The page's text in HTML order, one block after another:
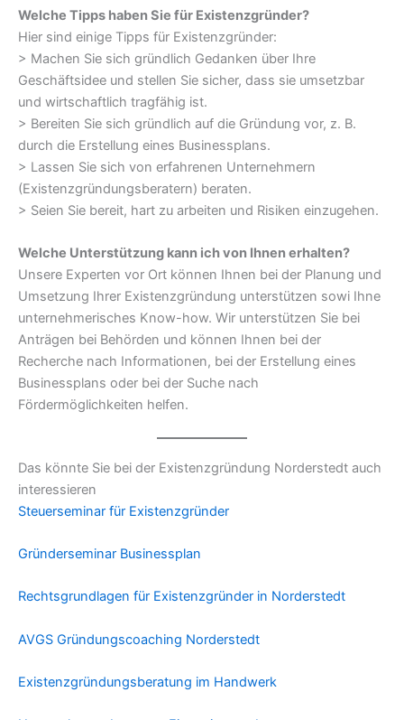
Welche Tipps haben Sie für Existenzgründer?
Hier sind einige Tipps für Existenzgründer:
> Machen Sie sich gründlich Gedanken über Ihre
Geschäftsidee und stellen Sie sicher, dass sie umsetzbar
und wirtschaftlich tragfähig ist.
> Bereiten Sie sich gründlich auf die Gründung vor, z. B.
durch die Erstellung eines Businessplans.
> Lassen Sie sich von erfahrenen Unternehmern
(Existenzgründungsberatern) beraten.
> Seien Sie bereit, hart zu arbeiten und Risiken einzugehen.
Welche Unterstützung kann ich von Ihnen erhalten?
Unsere Experten vor Ort können Ihnen bei der Planung und
Umsetzung Ihrer Existenzgründung unterstützen sowi Ihne
unternehmerisches Know-how. Wir unterstützen Sie bei
Anträgen bei Behörden und können Ihnen bei der
Recherche nach Informationen, bei der Erstellung eines
Businessplans oder bei der Suche nach
Fördermöglichkeiten helfen.
Das könnte Sie bei der Existenzgründung Norderstedt auch
interessieren
Steuerseminar für Existenzgründer
Gründerseminar Businessplan
Rechtsgrundlagen für Existenzgründer in Norderstedt
AVGS Gründungscoaching Norderstedt
Existenzgründungsberatung im Handwerk